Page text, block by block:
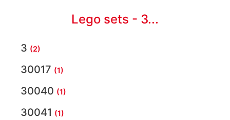
Lego sets - 3...
3 (2)
30017 (1)
30040 (1)
30041 (1)